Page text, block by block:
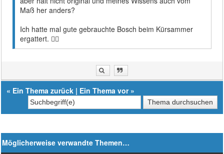
Maß her anders?
Ich hatte mal gute gebrauchte Bosch beim Kürsammer
ergattert. 👍🏻
« Ein Thema zurück | Ein Thema vor»
Möglicherweise verwandte Themen…